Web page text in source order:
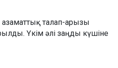
талап-арызы
Үкім әлі заңды күшіне